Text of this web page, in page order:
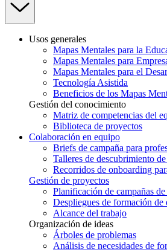
Usos generales
Mapas Mentales para la
Mapas Mentales para
Mapas Mentales para el
Tecnología Asistida
Beneficios de los Mapas
Gestión del conocimiento
Matriz de competencias del
Biblioteca de proyectos
Colaboración en equipo
Briefs de campaña para
Talleres de descubrimiento
Recorridos de onboarding
Gestión de proyectos
Planificación de campañas
Despliegues de formación de
Alcance del trabajo
Organización de ideas
Árboles de problemas
Análisis de necesidades de